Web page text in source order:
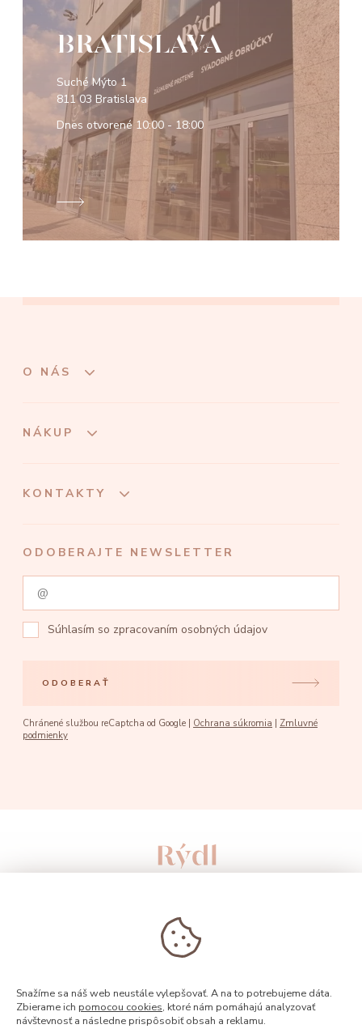
BRATISLAVA
Suché Mýto 1
811 03 Bratislava
Dnes otvorené 10:00 - 18:00
O NÁS
NÁKUP
KONTAKTY
ODOBERAJTE NEWSLETTER
Súhlasím so zpracovaním osobných údajov
ODOBERAŤ
Chránené službou reCaptcha od Google | Ochrana súkromia
Zmluvné
podmienky
Snažíme sa náš web neustále vylepšovať. A na to potrebujeme dáta.
Zbierame ich pomocou cookies, ktoré nám pomáhajú analyzovať
návštevnosť a následne prispôsobiť obsah a reklamu.